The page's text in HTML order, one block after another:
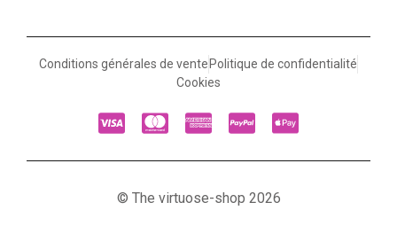
Conditions générales de vente Politique de confidentialité
Cookies
© The virtuose-shop 2026